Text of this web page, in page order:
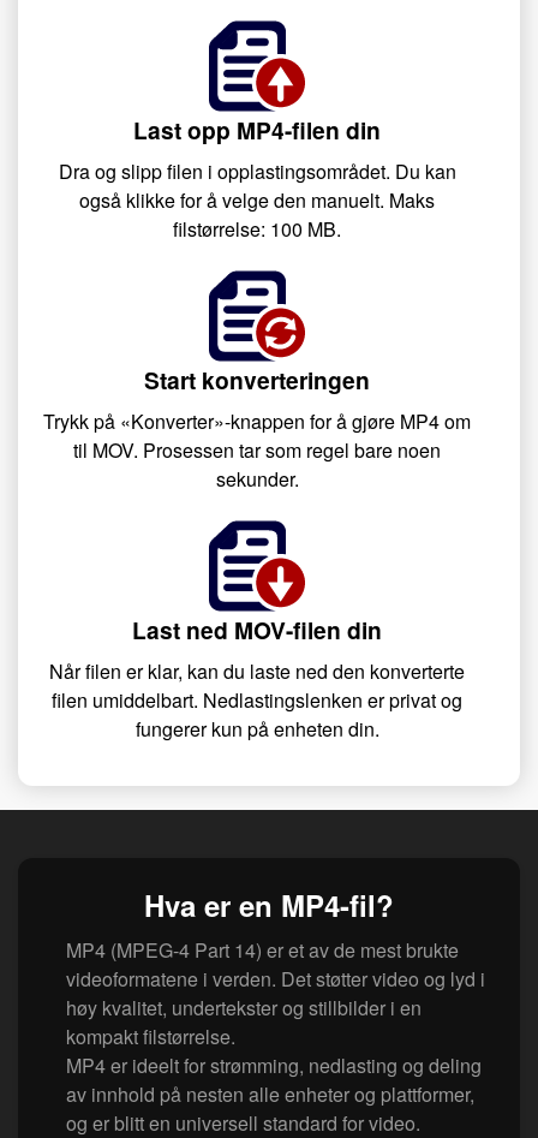
Last opp MP4-filen din
Dra og slipp filen i opplastingsområdet. Du kan
også klikke for å velge den manuelt. Maks
filstørrelse: 100 MB.
Start konverteringen
Trykk på «Konverter»-knappen for å gjøre MP4 om
til MOV. Prosessen tar som regel bare noen
sekunder.
Last ned MOV-filen din
Når filen er klar, kan du laste ned den konverterte
filen umiddelbart. Nedlastingslenken er privat og
fungerer kun på enheten din.
Hva er en MP4-fil?
MP4 (MPEG-4 Part 14) er et av de mest brukte
videoformatene i verden. Det støtter video og lyd i
høy kvalitet, undertekster og stillbilder i en
kompakt filstørrelse.
MP4 er ideelt for strømming, nedlasting og deling
av innhold på nesten alle enheter og plattformer,
og er blitt en universell standard for video.